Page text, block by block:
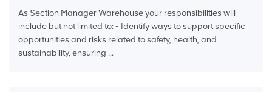
As Section Manager Warehouse your responsibilities will
include but not limited to: - Identify ways to support specific
opportunities and risks related to safety, health, and
sustainability, ensuring ...